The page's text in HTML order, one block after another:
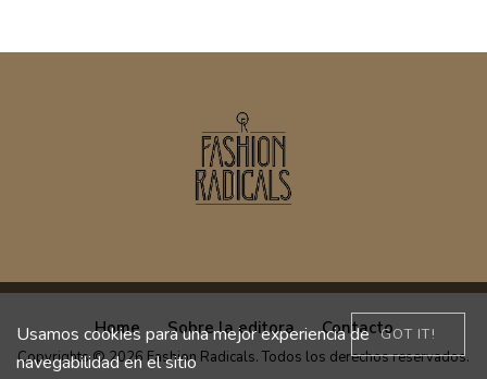
Home Sobre la editora Contacto
Copyrights © 2026 Fashion Radicals. Todos los derechos reservados.
GOT IT!
Usamos cookies para una mejor experiencia de
navegabilidad en el sitio